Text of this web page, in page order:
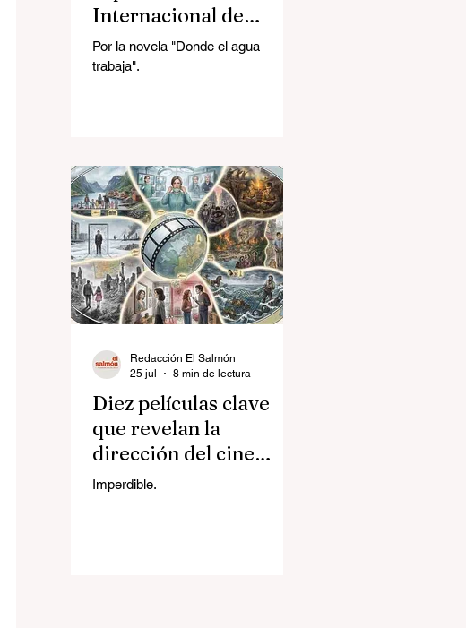
Internacional de
Novela Breve Almadía
Ventosa-Arrufat
Por la novela "Donde el agua
trabaja".
Diez películas clave
que revelan la
dirección del cine
contemporáneo
Imperdible.
Redacción El Salmón
25 jul
8 min de lectura